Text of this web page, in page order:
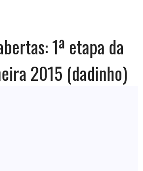
1ª etapa da
2015 (dadinho)